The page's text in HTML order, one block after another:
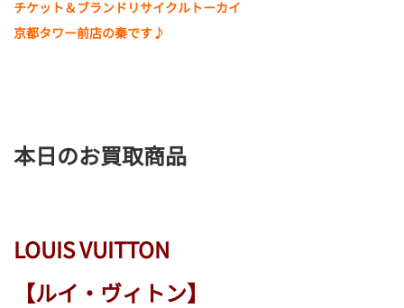
チケット＆ブランドリサイクルトーカイ
京都タワー前店の秦です♪
本日のお買取商品
LOUIS VUITTON
【ルイ・ヴィトン】